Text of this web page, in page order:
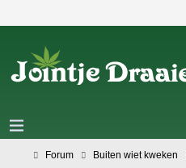
Forum Buiten wiet kweken